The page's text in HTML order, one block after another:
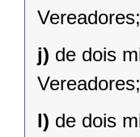
Vereadores;
j) de dois
Vereadores;
l) de dois